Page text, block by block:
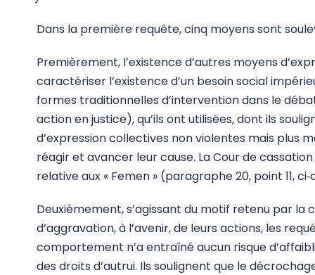
Dans la première requête, cinq moyens sont
Premièrement, l’existence d’autres moyens
caractériser l’existence d’un besoin social
formes traditionnelles d’intervention dans le
action en justice), qu’ils ont utilisées, dont ils
d’expression collectives non violentes mais plus
réagir et avancer leur cause. La Cour de
relative aux « Femen » (paragraphe 20, point 11,
Deuxièmement, s’agissant du motif retenu par la
d’aggravation, à l’avenir, de leurs actions, les
comportement n’a entraîné aucun risque
des droits d’autrui. Ils soulignent que le